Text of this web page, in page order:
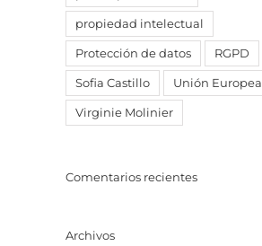
propiedad intelectual
Protección de datos RGPD
Sofia Castillo Unión Europea
Virginie Molinier
Comentarios recientes
Archivos